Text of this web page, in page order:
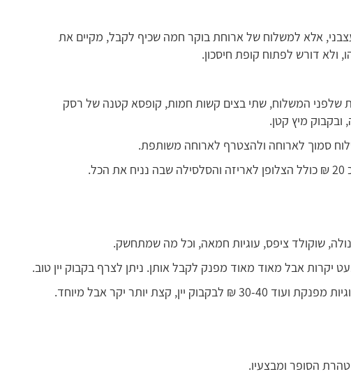
אלא למשלוח של ארוחת בוקר חמה שכיף לקבל, מקיים את
ולא דורש לפתוח קופת חיסכון.
שלפני המשלוח, שתי בצים קשות חמות, קופסא קטנה של רסק
מיץ קטן.
סמוך לארוחה ולהצטרף לארוחה משותפת.
שוקולד ציפס, עוגיות חמאה, וכל מה שמתחשק.
יקרות אבל מאוד מאוד מפנק לקבל אותן. ניתן לצרף בקבוק יין טוב.
הסופר ומבצעיו.